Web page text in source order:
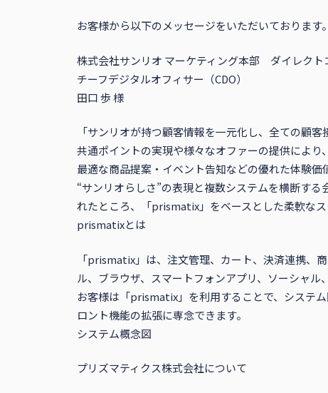
お客様から以下のメッセージをいただいております。
株式会社サンリオ マーケティング本部 ダイレクト
チーフデジタルオフィサー（CDO）
田口 歩 様
「サンリオが持つ顧客情報を一元化し、全ての顧
共通ポイントの実現や様々なオファーの提供によ
最適な商品提案・イベント告知などの優れた体験価
“サンリオらしさ”の表現と複数システムを横断す
れたところ、「prismatix」をベースとした柔軟な
prismatixとは
「prismatix」は、注文管理、カート、決済連携、
ル、ブラウザ、スマートフォンアプリ、ソーシャ
お客様は「prismatix」を利用することで、システ
ロント機能の拡張に専念できます。
システム概念図
プリズマティクス株式会社について